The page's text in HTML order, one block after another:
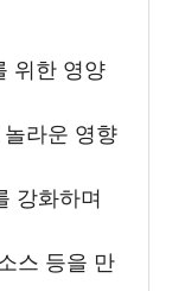
위한 영양
라운 영향
강화하며
스 등을 만